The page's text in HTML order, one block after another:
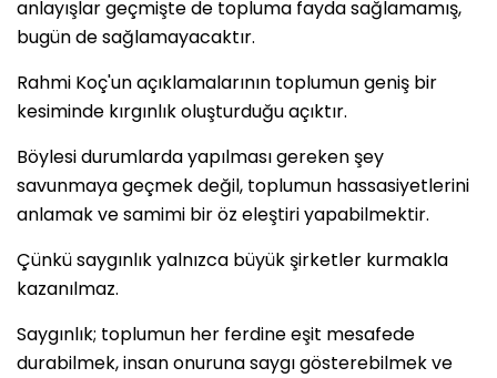
anlayışlar geçmişte de topluma fayda sağlamamış,
bugün de sağlamayacaktır.
Rahmi Koç'un açıklamalarının toplumun geniş bir
kesiminde kırgınlık oluşturduğu açıktır.
Böylesi durumlarda yapılması gereken şey
savunmaya geçmek değil, toplumun hassasiyetlerini
anlamak ve samimi bir öz eleştiri yapabilmektir.
Çünkü saygınlık yalnızca büyük şirketler kurmakla
kazanılmaz.
Saygınlık; toplumun her ferdine eşit mesafede
durabilmek, insan onuruna saygı gösterebilmek ve